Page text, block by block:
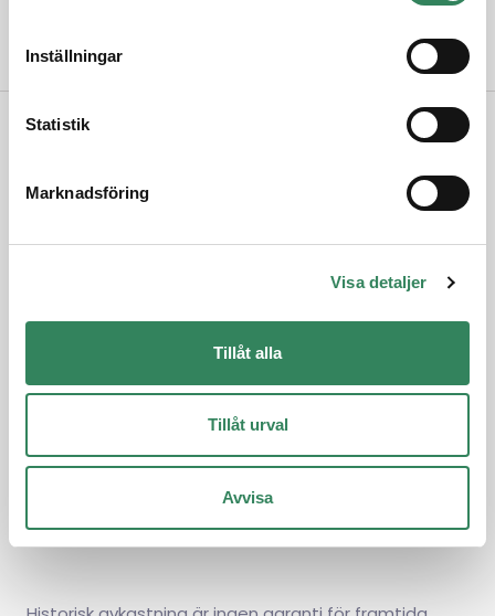
Inställningar
Statistik
Marknadsföring
Visa detaljer
Tillåt alla
Tillåt urval
Avvisa
Fonden
Frågor och svar